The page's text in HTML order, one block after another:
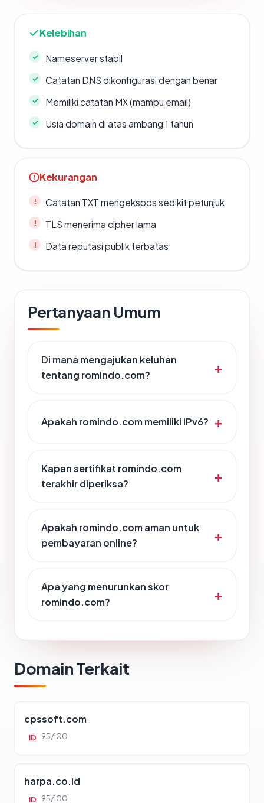
Kelebihan
Nameserver stabil
Catatan DNS dikonfigurasi dengan benar
Memiliki catatan MX (mampu email)
Usia domain di atas ambang 1 tahun
Kekurangan
Catatan TXT mengekspos sedikit petunjuk
TLS menerima cipher lama
Data reputasi publik terbatas
Pertanyaan Umum
Di mana mengajukan keluhan
tentang romindo.com?
Apakah romindo.com memiliki IPv6?
Kapan sertifikat romindo.com
terakhir diperiksa?
Apakah romindo.com aman untuk
pembayaran online?
Apa yang menurunkan skor
romindo.com?
Domain Terkait
cpssoft.com
ID 95/100
harpa.co.id
ID 95/100